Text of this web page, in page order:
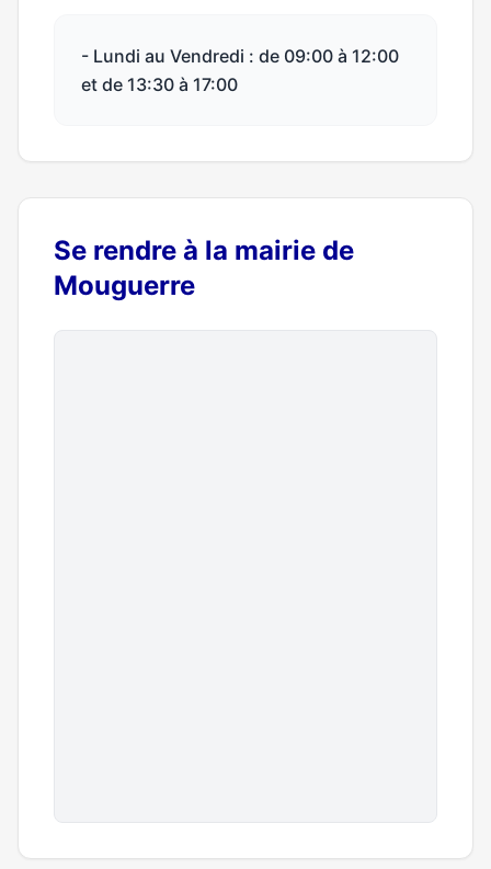
- Lundi au Vendredi : de 09:00 à 12:00
et de 13:30 à 17:00
Se rendre à la mairie de
Mouguerre